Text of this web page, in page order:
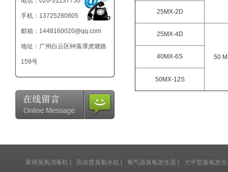
手机：13725280805
邮箱：1448160020@qq.com
地址：广州白云区钟落潭虎塘路
159号
25MX-2D
25MX-4D
50 M
40MX-6S
50MX-12S
家用臭氧消毒机 高浓度臭氧水机 氧气源臭氧发生器 大中型臭氧发